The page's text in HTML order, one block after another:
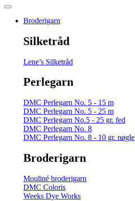
Broderigarn
Silketråd
Lene’s Silketråd
Perlegarn
DMC Perlegarn No. 5 - 15 m
DMC Perlegarn No. 5 - 25 m
DMC Perlegarn No.5 - 25 gr. fed
DMC Perlegarn No. 8
DMC Perlegarn No. 8 - 10 gr. nøgle
Broderigarn
Mouliné broderigarn
DMC Coloris
Weeks Dye Works